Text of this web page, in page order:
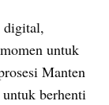
digital,
untuk
Manten
untuk berhenti